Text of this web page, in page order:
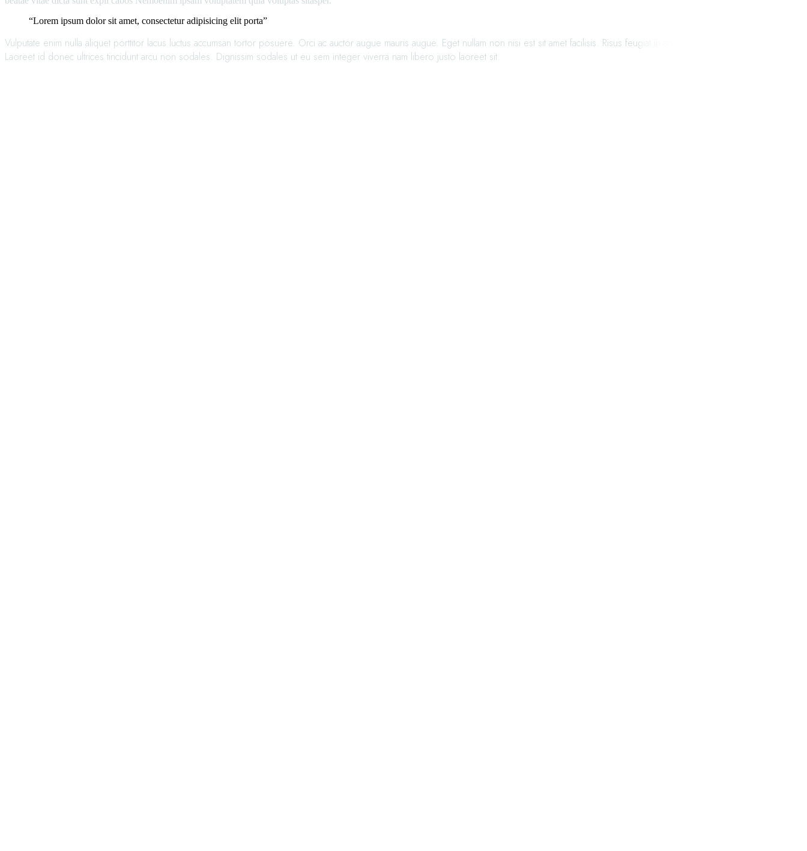
“Lorem ipsum dolor sit amet, consectetur adipisicing elit porta”
Vulputate enim nulla aliquet porttitor lacus luctus accumsan tortor posuere. Orci ac auctor augue mauris augue. Eget nullam non nisi est sit amet facilisis. Risus feugiat in ante metus dictum at tempor.
Laoreet id donec ultrices tincidunt arcu non sodales. Dignissim sodales ut eu sem integer viverra nam libero justo laoreet sit.